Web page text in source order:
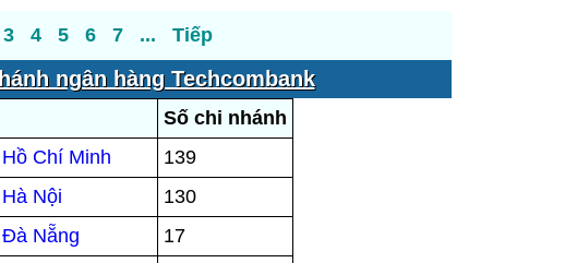
3 4 5 6 7 ... Tiếp
ngân hàng Techcombank
Số chi nhánh
Chí Minh
139
Nội
130
Nẵng
17